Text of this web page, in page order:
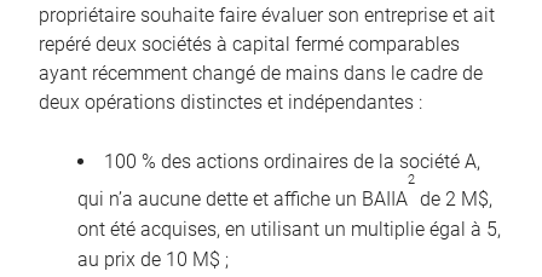
propriétaire souhaite faire évaluer son entreprise et ait
repéré deux sociétés à capital fermé comparables
ayant récemment changé de mains dans le cadre de
deux opérations distinctes et indépendantes :
100 % des actions ordinaires de la société A,
qui n’a aucune dette et affiche un BAIIA
2
de 2 M$,
ont été acquises, en utilisant un multiplie égal à 5,
au prix de 10 M$ ;